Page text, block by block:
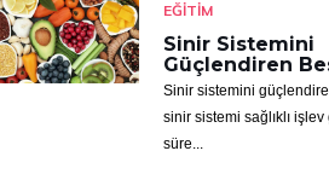
EĞITIM
Sinir Sistemini
Güçlendiren
Sinir sistemini
sinir sistemi sağlıklı
süre...